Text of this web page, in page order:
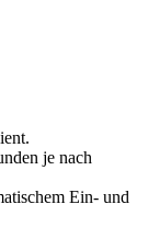
je nach
Ein- und